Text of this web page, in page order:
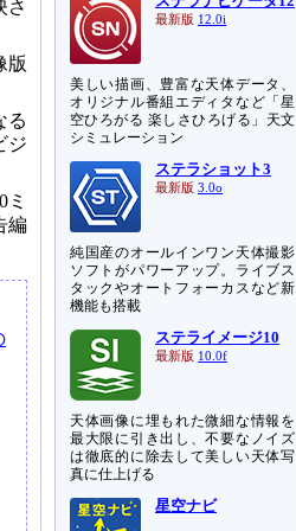
さ
版
る
ジ
編
最新版 12.0i
美しい描画、豊富な天体データ、
オリジナル番組エディタなど「星
空ひろがる 楽しさひろげる」天文
シミュレーション
ステラショット3
最新版 3.0o
純国産のオールインワン天体撮影
ソフトがパワーアップ。ライブス
タックやオートフォーカスなど新
機能も搭載
ステライメージ10
最新版 10.0f
天体画像に埋もれた微細な情報を
最大限に引き出し、不要なノイズ
は徹底的に除去して美しい天体写
真に仕上げる
星空ナビ